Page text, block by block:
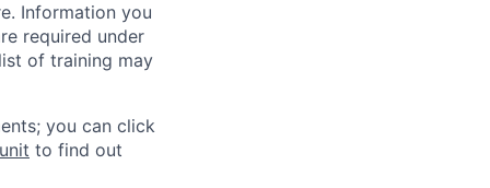
Information you
required under
of training may
you can click
to find out